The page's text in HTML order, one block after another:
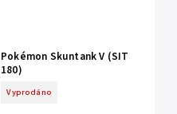
Pokémon Skuntank V (SIT
180)
Vyprodáno